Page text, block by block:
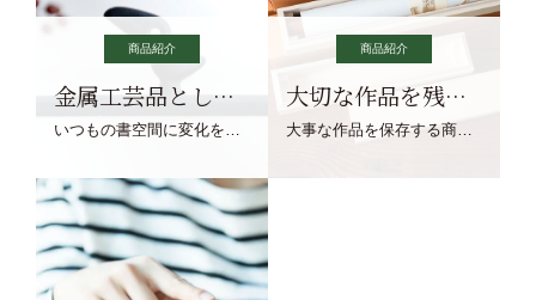
商品紹介
金属工芸品としての文鎮
いつもの書空間に変化を与えてくれる、見ているだけで愉しくなる金属工芸品の文鎮をご紹介します。
商品紹介
大切な作品を残す作品保存商品
大事な作品を保存する商品を取りまとめてご紹介ます。